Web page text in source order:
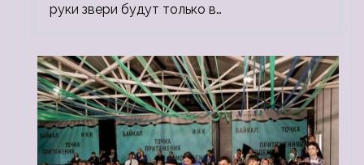
руки звери будут только в…